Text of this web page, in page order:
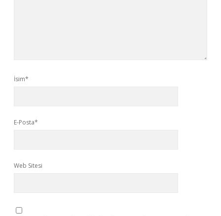
İsim*
E-Posta*
Web Sitesi